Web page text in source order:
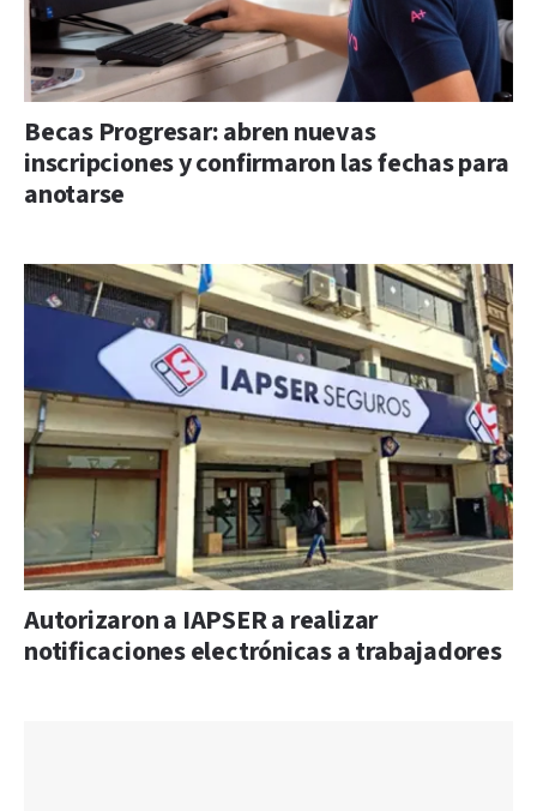
Becas Progresar: abren nuevas
inscripciones y confirmaron las fechas para
anotarse
Autorizaron a IAPSER a realizar
notificaciones electrónicas a trabajadores